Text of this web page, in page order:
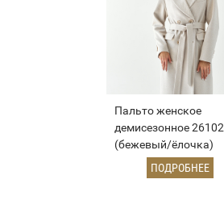
Пальто женское
демисезонное 26102
(бежевый/ёлочка)
ПОДРОБНЕЕ